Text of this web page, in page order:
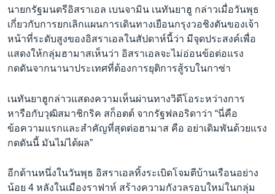
นายกรัฐมนตรีอิสราเอล เบนจามิน เนทันยาฮู กล่าวเมื่อวันพุธ
เกี่ยวกับการยกเลิกแผนการเดินทางเยือนกรุงวอชิงตันของเจ้า
หน้าที่ระดับสูงของอิสราเอลในสัปดาห์นี้ว่า มีจุดประสงค์เพื่อ
แสดงให้กลุ่มฮามาสเห็นว่า อิสราเอลจะไม่อ่อนข้อต่อแรง
กดดันจากนานาประเทศที่ต้องการยุติการสู้รบในกาซ่า
เนทันยาฮูกล่าวแสดงความเห็นผ่านทางวิดีโอระหว่างการ
หารือกับวุฒิสมาชิกริค สก็อตต์ จากรัฐฟลอริดาว่า “นี่คือ
ข้อความแรกและสำคัญที่สุดต่อฮามาส คือ อย่าเดิมพันด้วยแรง
กดดันนี้ มันไม่ได้ผล”
อีกด้านหนึ่งในวันพุธ อิสราเอลทิ้งระเบิดโจมตีบ้านเรือนอย่าง
น้อย 4 หลังในเมืองราฟาห์ สร้างความกังวลรอบใหม่ในกลุ่ม